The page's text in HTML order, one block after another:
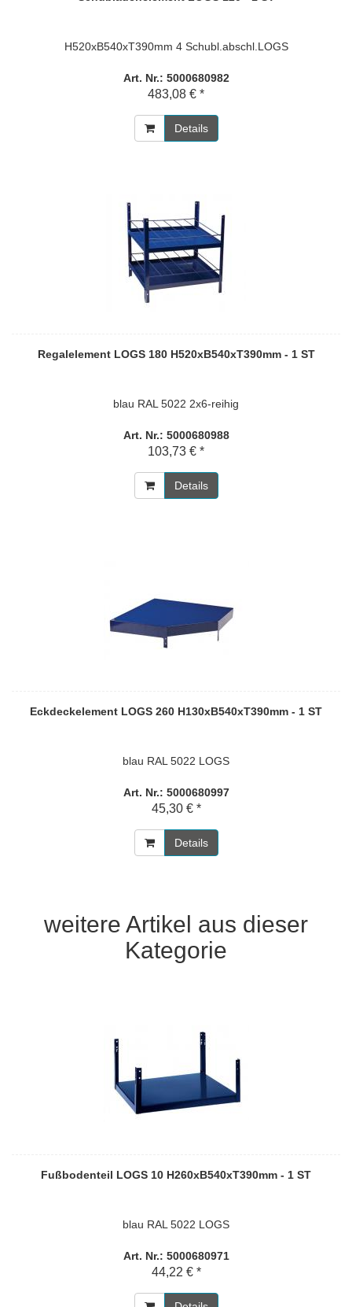
H520xB540xT390mm 4 Schubl.abschl.LOGS
Art. Nr.: 5000680982
483,08 € *
Details
Regalelement LOGS 180 H520xB540xT390mm - 1 ST
blau RAL 5022 2x6-reihig
Art. Nr.: 5000680988
103,73 € *
Details
Eckdeckelement LOGS 260 H130xB540xT390mm - 1 ST
blau RAL 5022 LOGS
Art. Nr.: 5000680997
45,30 € *
Details
weitere Artikel aus dieser
Kategorie
Fußbodenteil LOGS 10 H260xB540xT390mm - 1 ST
blau RAL 5022 LOGS
Art. Nr.: 5000680971
44,22 € *